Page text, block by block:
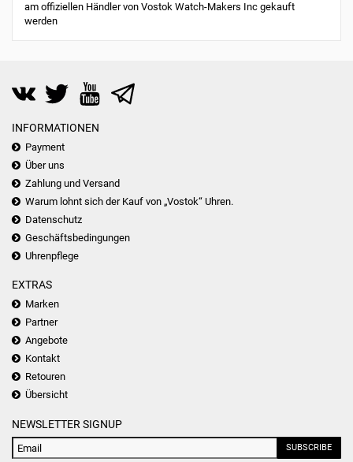
am offiziellen Händler von Vostok Watch-Makers Inc gekauft
werden
INFORMATIONEN
Payment
Über uns
Zahlung und Versand
Warum lohnt sich der Kauf von „Vostok“ Uhren.
Datenschutz
Geschäftsbedingungen
Uhrenpflege
EXTRAS
Marken
Partner
Angebote
Kontakt
Retouren
Übersicht
NEWSLETTER SIGNUP
SUBSCRIBE